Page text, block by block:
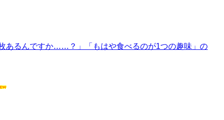
あるんですか……？」「もはや食べるのが1つの趣味」の